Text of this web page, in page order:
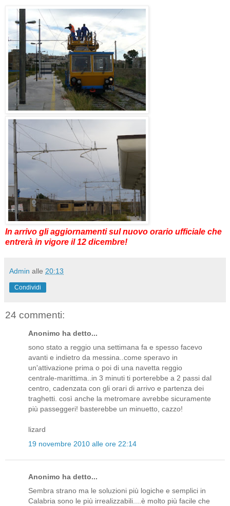
In arrivo gli aggiornamenti sul nuovo orario ufficiale che
entrerà in vigore il 12 dicembre!
Admin alle 20:13
Condividi
24 commenti:
Anonimo ha detto...
sono stato a reggio una settimana fa e spesso facevo
avanti e indietro da messina..come speravo in
un'attivazione prima o poi di una navetta reggio
centrale-marittima..in 3 minuti ti porterebbe a 2 passi dal
centro, cadenzata con gli orari di arrivo e partenza dei
traghetti. così anche la metromare avrebbe sicuramente
più passeggeri! basterebbe un minuetto, cazzo!
lizard
19 novembre 2010 alle ore 22:14
Anonimo ha detto...
Sembra strano ma le soluzioni più logiche e semplici in
Calabria sono le più irrealizzabili....è molto più facile che